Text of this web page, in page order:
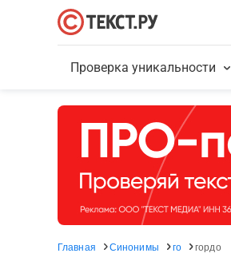
Проверка уникальности
Главная Синонимы го гордо